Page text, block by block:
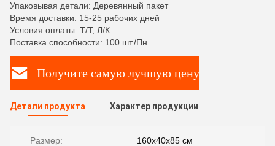
Упаковывая детали: Деревянный пакет
Время доставки: 15-25 рабочих дней
Условия оплаты: Т/Т, Л/К
Поставка способности: 100 шт./Пн
Получите самую лучшую цену
Детали продукта Характер продукции
Размер: 160х40х85 см